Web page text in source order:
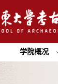
学院概况